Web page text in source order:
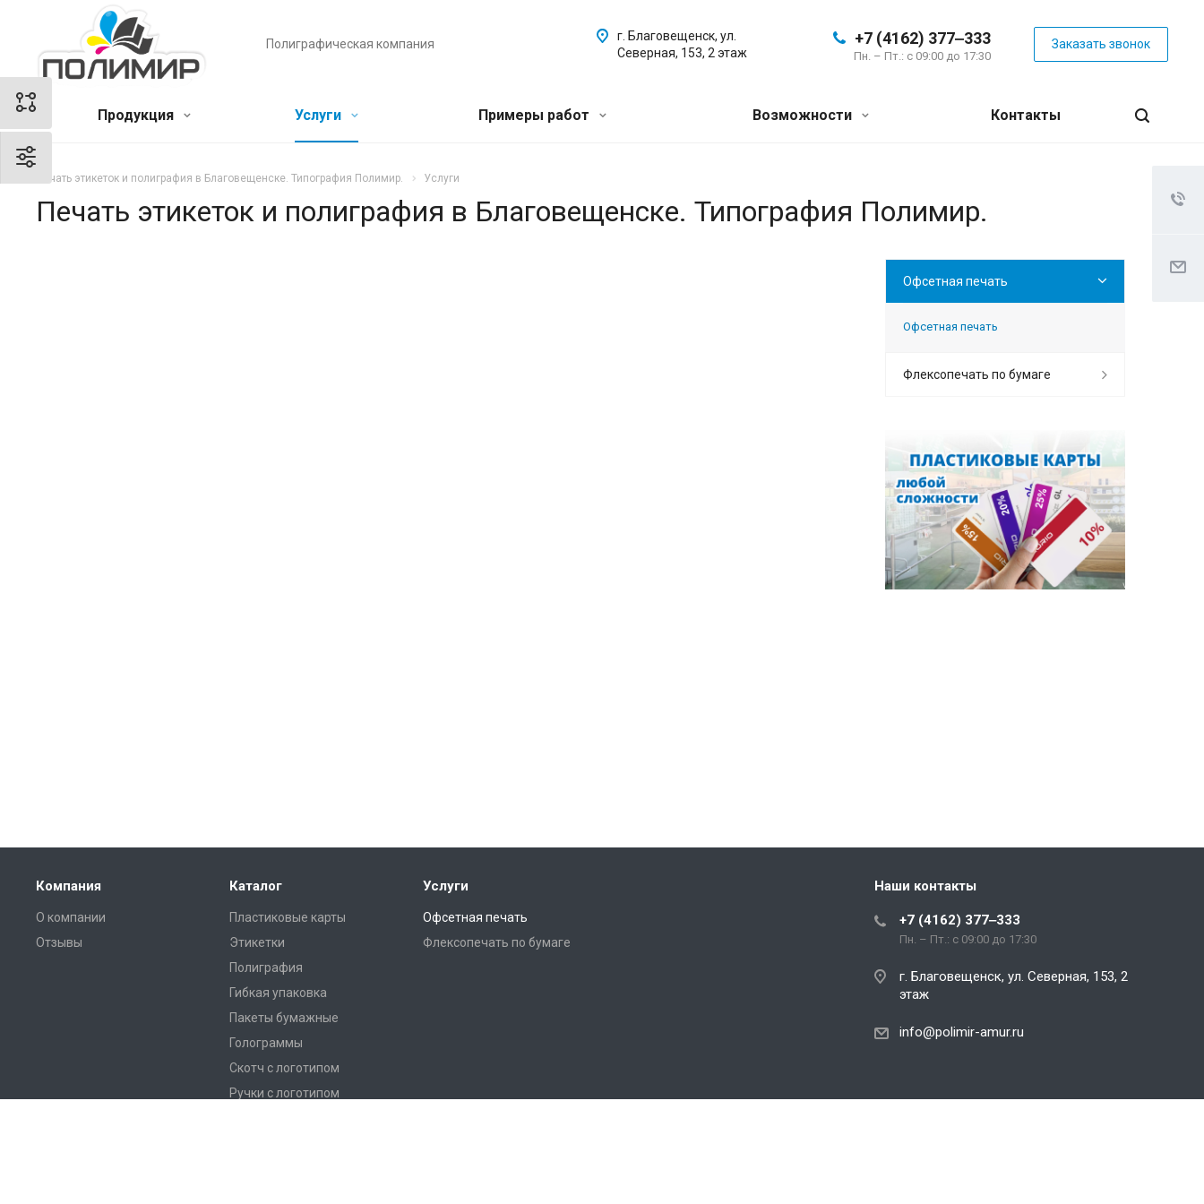
Полиграфическая компания +7 (4162) 377‒333
Пн. – Пт.: с 09:00 до 17:30
Заказать звонок
г. Благовещенск, ул.
Северная, 153, 2 этаж
Продукция Услуги Примеры работ Возможности Контакты
Печать этикеток и полиграфия в Благовещенске. Типография Полимир. Услуги
Печать этикеток и полиграфия в Благовещенске. Типография Полимир.
Офсетная печать
Офсетная печать
Флексопечать по бумаге
Компания
О компании
Отзывы
Каталог
Пластиковые карты
Этикетки
Полиграфия
Гибкая упаковка
Пакеты бумажные
Голограммы
Скотч с логотипом
Ручки с логотипом
Услуги
Офсетная печать
Флексопечать по бумаге
Наши контакты
+7 (4162) 377‒333
Пн. – Пт.: с 09:00 до 17:30
г. Благовещенск, ул. Северная, 153, 2
этаж
info@polimir-amur.ru